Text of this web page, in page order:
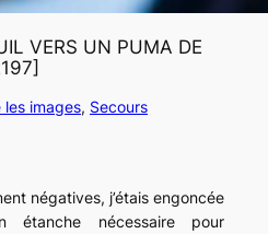
VERS UN PUMA DE
les images, Secours
négatives, j’étais engoncée
étanche nécessaire pour